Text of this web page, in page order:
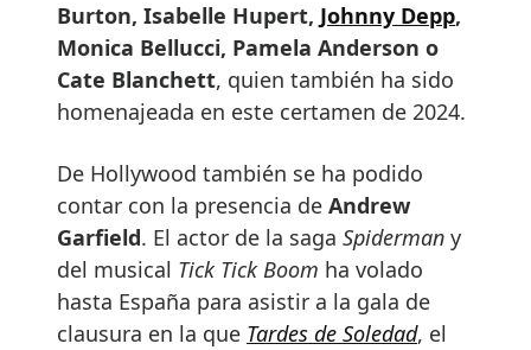
Burton, Isabelle Hupert, Johnny Depp,
Monica Bellucci, Pamela Anderson o
Cate Blanchett, quien también ha sido
homenajeada en este certamen de 2024.
De Hollywood también se ha podido
contar con la presencia de Andrew
Garfield. El actor de la saga Spiderman y
del musical Tick Tick Boom ha volado
hasta España para asistir a la gala de
clausura en la que Tardes de Soledad, el